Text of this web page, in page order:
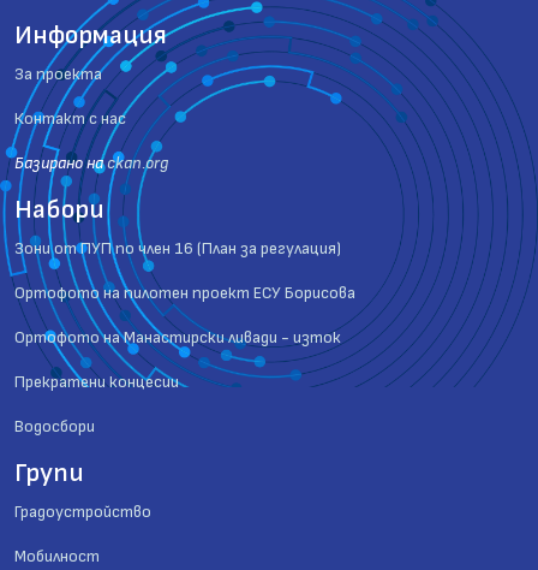
Информация
За проекта
Контакт с нас
Базиранo наckan.org
Набори
Зони от ПУП по член 16 (План за регулация)
Ортофото на пилотен проект ЕСУ Борисова
Ортофото на Манастирски ливади - изток
Прекратени концесии
Водосбори
Групи
Градоустройство
Мобилност